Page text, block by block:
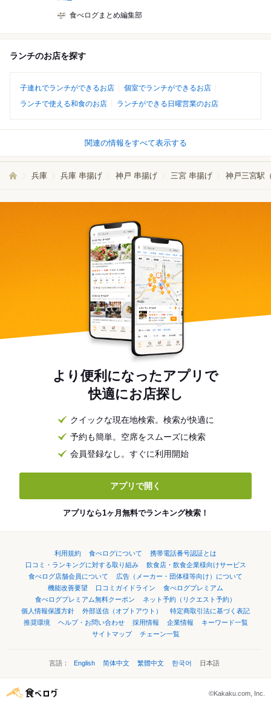
食べログまとめ編集部
ランチのお店を探す
子連れでランチができるお店
個室でランチができるお店
ランチで使える和食のお店
ランチができる日曜営業のお店
関連の情報をすべて表示する
兵庫 兵庫 串揚げ 神戸 串揚げ 三宮 串揚げ 神戸三宮駅
より便利になったアプリで
快適にお店探し
クイックな現在地検索。検索が快適に
予約も簡単。空席をスムーズに検索
会員登録なし。すぐに利用開始
アプリで開く
アプリなら1ヶ月無料でランキング検索！
利用規約 食べログについて
携帯電話番号認証とは
口コミ・ランキングに対する取り組み
飲食店・飲食企業様向けサービス
食べログ店舗会員について
広告（メーカー・団体様等向け）について
機能改善要望
口コミガイドライン
食べログプレミアム
食べログプレミアム無料クーポン
ネット予約（リクエスト予約）
個人情報保護方針
外部送信（オプトアウト）
特定商取引法に基づく表記
推奨環境
ヘルプ・お問い合わせ 採用情報 企業情報
キーワード一覧
サイトマップ
チェーン一覧
言語： English 简体中文 繁體中文 한국어 日本語
©Kakaku.com, Inc.